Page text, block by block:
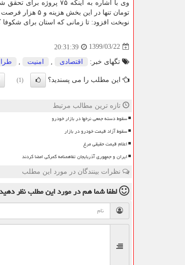
تومان تنها در این بخش هزینه و ۵ هزار فرصت شغلی ایجاد خواهد نمود.
نوبخت افزود: تا زمانی که استان برای شکوفا
1399/03/22
20:31:39
تگهای خبر: اقتصادی امنیت
این مطلب را می پسندید؟ (1)
تازه ترین مطالب مرتبط
سقوط دسته جمعی نرخها در بازار خودرو
سقوط آزاد قیمت خودرو در بازار
اعلام قیمت حقیقی مرغ
ایران و جمهوری آذربایجان تفاهمنامه گمرکی امضا کردند
نظرات بینندگان در مورد این مطلب
لطفا شما همدر مورد این مطلبنظر